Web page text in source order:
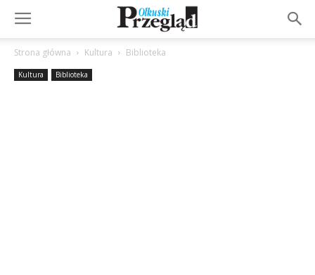
Strona główna Kultura Biblioteka
Kultura Biblioteka